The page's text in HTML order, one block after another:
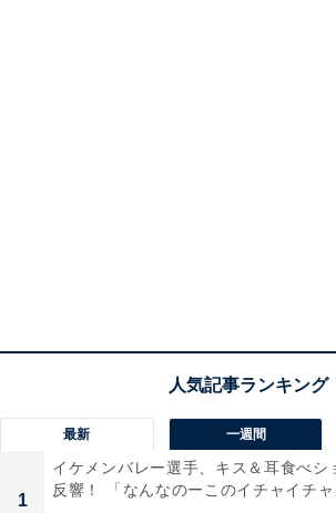
最新 一週間
1
イケメンバレー選手、キス＆耳食べシ
反響！ 「なんなのーこのイチャイチ